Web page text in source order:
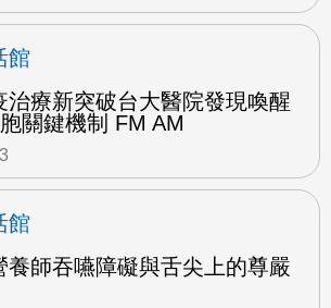
館
治療新突破台大醫院發現喚醒
關鍵機制 FM AM
館
養師吞嚥障礙與舌尖上的尊嚴